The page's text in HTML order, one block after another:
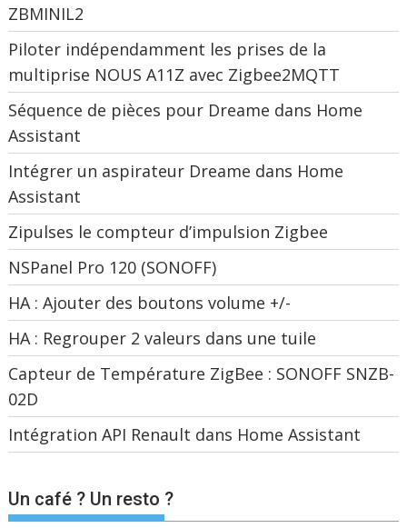
ZBMINIL2
Piloter indépendamment les prises de la
multiprise NOUS A11Z avec Zigbee2MQTT
Séquence de pièces pour Dreame dans Home
Assistant
Intégrer un aspirateur Dreame dans Home
Assistant
Zipulses le compteur d’impulsion Zigbee
NSPanel Pro 120 (SONOFF)
HA : Ajouter des boutons volume +/-
HA : Regrouper 2 valeurs dans une tuile
Capteur de Température ZigBee : SONOFF SNZB-
02D
Intégration API Renault dans Home Assistant
Un café ? Un resto ?